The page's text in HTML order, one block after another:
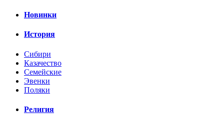
Новинки
История
Сибири
Казачество
Семейские
Эвенки
Поляки
Религия